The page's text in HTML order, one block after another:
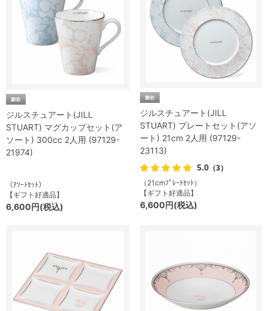
ジルスチュアート(JILL
STUART) マグカップセット(ア
ソート) 300cc 2人用 (97129-
21974)
（ｱｿｰﾄｾｯﾄ）
【ギフト好適品】
6,600円(税込)
ジルスチュアート(JILL
STUART) プレートセット(アソ
ート) 21cm 2人用 (97129-
23113)
5.0 （3）
（21cmﾌﾟﾚｰﾄｾｯﾄ）
【ギフト好適品】
6,600円(税込)